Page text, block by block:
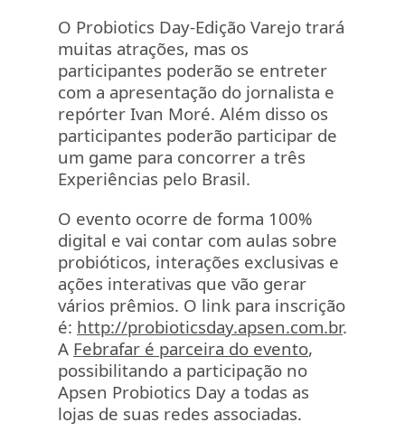
O Probiotics Day-Edição Varejo trará
muitas atrações, mas os
participantes poderão se entreter
com a apresentação do jornalista e
repórter Ivan Moré. Além disso os
participantes poderão participar de
um game para concorrer a três
Experiências pelo Brasil.
O evento ocorre de forma 100%
digital e vai contar com aulas sobre
probióticos, interações exclusivas e
ações interativas que vão gerar
vários prêmios. O link para inscrição
é: http://probioticsday.apsen.com.br.
A Febrafar é parceira do evento,
possibilitando a participação no
Apsen Probiotics Day a todas as
lojas de suas redes associadas.